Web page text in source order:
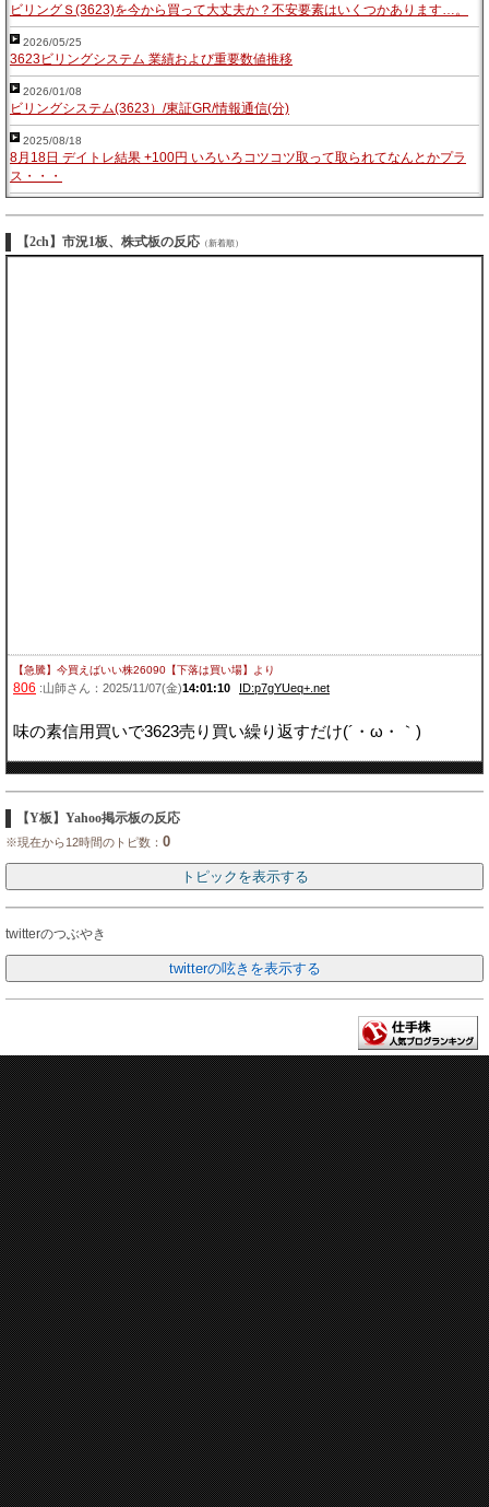
ビリングＳ(3623)を今から買って大丈夫か？不安要素はいくつかあります…。
2026/05/25
3623ビリングシステム 業績および重要数値推移
2026/01/08
ビリングシステム(3623）/東証GR/情報通信(分)
2025/08/18
8月18日 デイトレ結果 +100円 いろいろコツコツ取って取られてなんとかプラ
ス・・・
【2ch】市況1板、株式板の反応 （新着順）
【急騰】今買えばいい株26090【下落は買い場】 より
806 :山師さん：2025/11/07(金)14:01:10 ID:p7gYUeq+.net
味の素信用買いで3623売り買い繰り返すだけ(´・ω・｀)
【Y板】Yahoo掲示板の反応
※現在から12時間のトピ数： 0
twitterのつぶやき